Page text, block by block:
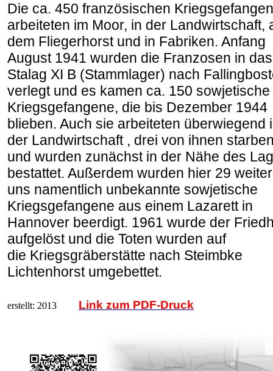
Die ca. 450 französischen
arbeiteten im Moor, in der Landwirtschaft,
dem Fliegerhorst und in Fabriken. Anfang
August 1941 wurden die Franzosen in das
Stalag XI B (Stammlager) nach
verlegt und es kamen ca. 150 sowjetische
Kriegsgefangene, die bis Dezember 1944
blieben. Auch sie arbeiteten überwiegend
der Landwirtschaft , drei von ihnen
und wurden zunächst in der Nähe des
bestattet. Außerdem wurden hier 29
uns namentlich unbekannte sowjetische
Kriegsgefangene aus einem Lazarett in
Hannover beerdigt. 1961 wurde der
aufgelöst und die Toten wurden auf
die Kriegsgräberstätte nach Steimbke
Lichtenhorst umgebettet.
erstellt: 2013 Link zum PDF-Druck